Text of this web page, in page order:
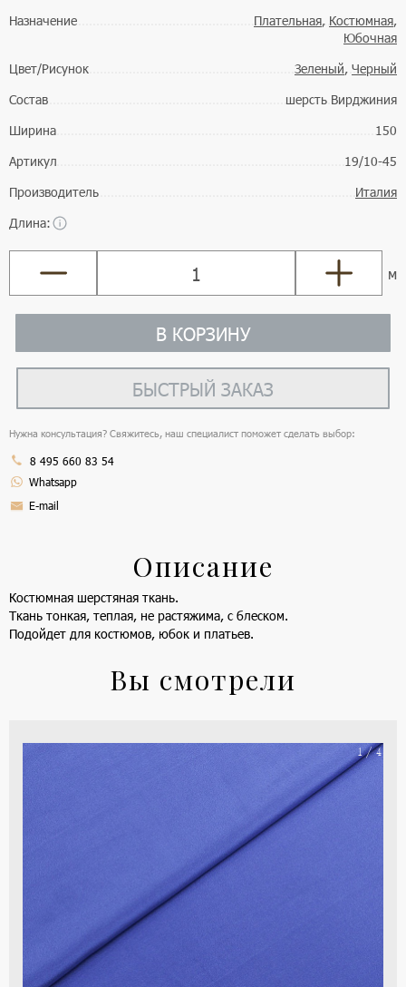
Назначение
Плательная, Костюмная,
Юбочная
Цвет/Рисунок
Зеленый, Черный
Состав
шерсть Вирджиния
Ширина
150
Артикул
19/10-45
Производитель
Италия
Длина:
м
В КОРЗИНУ
БЫСТРЫЙ ЗАКАЗ
Нужна консультация? Свяжитесь, наш специалист поможет сделать выбор:
8 495 660 83 54
Whatsapp
E-mail
Описание
Костюмная шерстяная ткань.
Ткань тонкая, теплая, не растяжима, с блеском.
Подойдет для костюмов, юбок и платьев.
Вы смотрели
1 / 4